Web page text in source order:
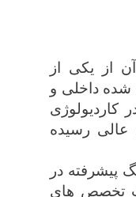
از یکی از
شده داخلی و
کاردیولوژی
عالی رسیده
پیشرفته در
تخصص‌ های